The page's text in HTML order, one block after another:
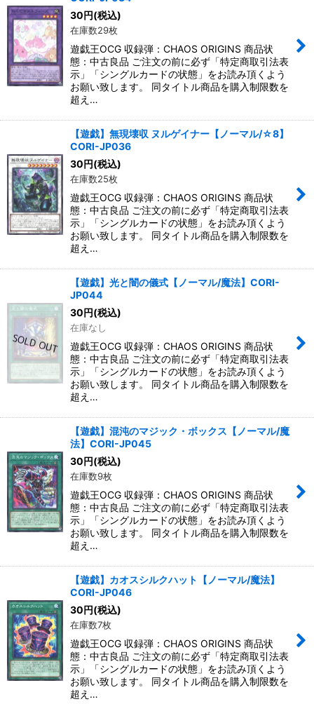
30円(税込)
在庫数29枚
遊戯王OCG 収録弾：CHAOS ORIGINS 商品状
態：中古良品 ご注文の前に必ず「特定商取引法表
示」「シングルカードの状態」をお読み頂くよう
お願い致します。 同タイトル商品を購入制限数を
超え…
【遊戯】無現壊収 ヌルゲイナー【ノーマル/☆8】
CORI-JP036
30円(税込)
在庫数25枚
遊戯王OCG 収録弾：CHAOS ORIGINS 商品状
態：中古良品 ご注文の前に必ず「特定商取引法表
示」「シングルカードの状態」をお読み頂くよう
お願い致します。 同タイトル商品を購入制限数を
超え…
【遊戯】光と闇の儀式【ノーマル/魔法】CORI-
JP044
30円(税込)
在庫なし
遊戯王OCG 収録弾：CHAOS ORIGINS 商品状
態：中古良品 ご注文の前に必ず「特定商取引法表
示」「シングルカードの状態」をお読み頂くよう
お願い致します。 同タイトル商品を購入制限数を
超え…
【遊戯】混沌のマジック・ボックス【ノーマル/魔
法】CORI-JP045
30円(税込)
在庫数9枚
遊戯王OCG 収録弾：CHAOS ORIGINS 商品状
態：中古良品 ご注文の前に必ず「特定商取引法表
示」「シングルカードの状態」をお読み頂くよう
お願い致します。 同タイトル商品を購入制限数を
超え…
【遊戯】カオスシルクハット【ノーマル/魔法】
CORI-JP046
30円(税込)
在庫数7枚
遊戯王OCG 収録弾：CHAOS ORIGINS 商品状
態：中古良品 ご注文の前に必ず「特定商取引法表
示」「シングルカードの状態」をお読み頂くよう
お願い致します。 同タイトル商品を購入制限数を
超え…